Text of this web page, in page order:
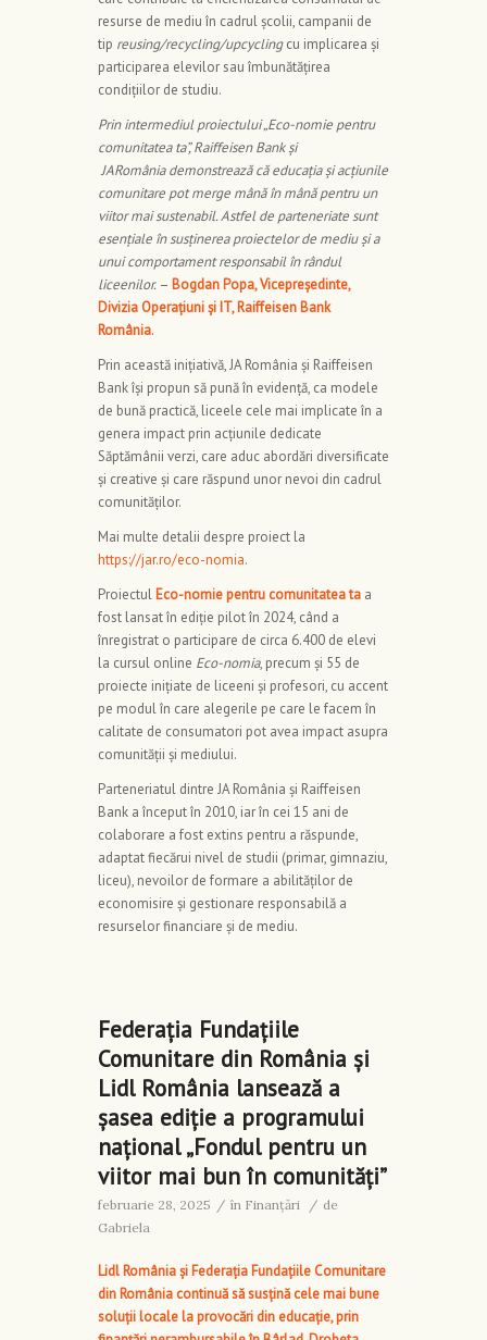
resurse de mediu în cadrul școlii, campanii de
tip reusing/recycling/upcyclingcu implicarea și
participarea elevilor sau îmbunătățirea
condițiilor de studiu.
Prin intermediul proiectului „Eco-nomie pentru
comunitatea ta”, Raiffeisen Bank și
JARomânia demonstrează că educația și acțiunile
comunitare pot merge mână în mână pentru un
viitor mai sustenabil. Astfel de parteneriate sunt
esențiale în susținerea proiectelor de mediu și a
unui comportament responsabil în rândul
liceenilor. – Bogdan Popa, Vicepreședinte,
Divizia Operațiuni și IT, Raiffeisen Bank
România.
Prin această inițiativă, JA România și Raiffeisen
Bank își propun să pună în evidență, ca modele
de bună practică, liceele cele mai implicate în a
genera impact prin acțiunile dedicate
Săptămânii verzi, care aduc abordări diversificate
și creative și care răspund unor nevoi din cadrul
comunităților.
Mai multe detalii despre proiect la
https://jar.ro/eco-nomia.
Proiectul Eco-nomie pentru comunitatea ta a
fost lansat în ediție pilot în 2024, când a
înregistrat o participare de circa 6.400 de elevi
la cursul online Eco-nomia, precum și 55 de
proiecte inițiate de liceeni și profesori, cu accent
pe modul în care alegerile pe care le facem în
calitate de consumatori pot avea impact asupra
comunității și mediului.
Parteneriatul dintre JA România și Raiffeisen
Bank a început în 2010, iar în cei 15 ani de
colaborare a fost extins pentru a răspunde,
adaptat fiecărui nivel de studii (primar, gimnaziu,
liceu), nevoilor de formare a abilităților de
economisire și gestionare responsabilă a
resurselor financiare și de mediu.
Federația Fundațiile
Comunitare din România și
Lidl România lansează a
șasea ediție a programului
național „Fondul pentru un
viitor mai bun în comunități”
februarie 28, 2025 / în Finanţări / de
Gabriela
Lidl România și Federația Fundațiile Comunitare
din România continuă să susțină cele mai bune
soluții locale la provocări din educație, prin